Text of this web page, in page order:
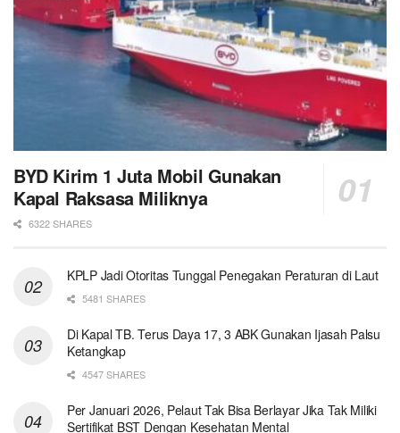
BYD Kirim 1 Juta Mobil Gunakan
Kapal Raksasa Miliknya
6322 SHARES
KPLP Jadi Otoritas Tunggal Penegakan Peraturan di Laut
5481 SHARES
Di Kapal TB. Terus Daya 17, 3 ABK Gunakan Ijasah Palsu
Ketangkap
4547 SHARES
Per Januari 2026, Pelaut Tak Bisa Berlayar Jika Tak Miliki
Sertifikat BST Dengan Kesehatan Mental